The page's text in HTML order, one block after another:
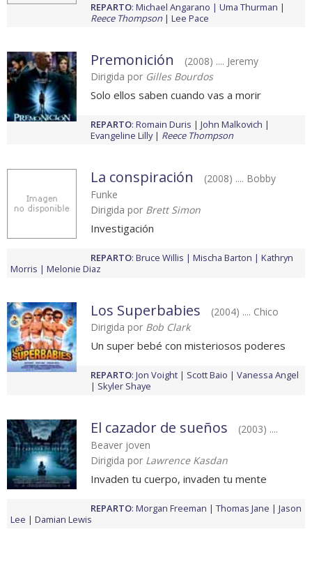
REPARTO: Michael Angarano
Uma Thurman
Reece Thompson
Lee Pace
Premonición
(2008) .... Jeremy
Dirigida por Gilles Bourdos
Solo ellos saben cuando vas a morir
REPARTO: Romain Duris
John Malkovich
Evangeline Lilly
Reece Thompson
La conspiración
(2008) .... Bobby
Funke
Dirigida por Brett Simon
Investigación
REPARTO: Bruce Willis Mischa Barton
Kathryn
Morris
Melonie Diaz
Los Superbabies
(2004) .... Chico
Dirigida por Bob Clark
Un super bebé con misteriosos poderes
REPARTO: Jon Voight Scott Baio
Vanessa Angel
Skyler Shaye
El cazador de sueños
(2003) ....
Beaver joven
Dirigida por Lawrence Kasdan
Invaden tu cuerpo, invaden tu mente
REPARTO: Morgan Freeman Thomas Jane
Jason
Lee
Damian Lewis